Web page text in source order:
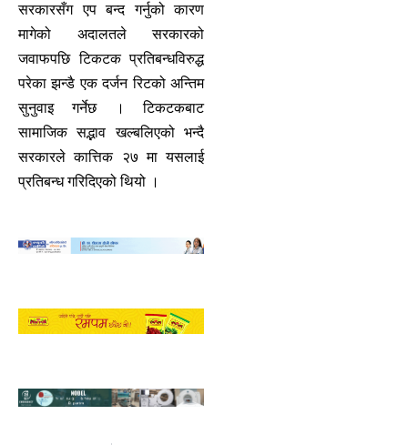
सरकारसँग एप बन्द गर्नुको कारण
मागेको अदालतले सरकारको
जवाफपछि टिकटक प्रतिबन्धविरुद्ध
परेका झन्डै एक दर्जन रिटको अन्तिम
सुनुवाइ गर्नेछ । टिकटकबाट
सामाजिक सद्भाव खल्बलिएको भन्दै
सरकारले कात्तिक २७ मा यसलाई
प्रतिबन्ध गरिदिएको थियो ।